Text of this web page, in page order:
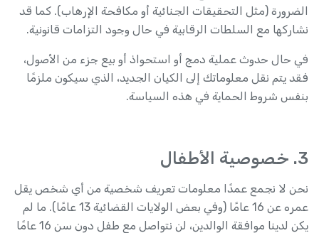
الضرورة (مثل التحقيقات الجنائية أو مكافحة الإرهاب). كما قد
نشاركها مع السلطات الرقابية في حال وجود التزامات قانونية.
في حال حدوث عملية دمج أو استحواذ أو بيع جزء من الأصول،
فقد يتم نقل معلوماتك إلى الكيان الجديد، الذي سيكون ملزمًا
بنفس شروط الحماية في هذه السياسة.
3. خصوصية الأطفال
نحن لا نجمع عمدًا معلومات تعريف شخصية من أي شخص يقل
عمره عن 16 عامًا (وفي بعض الولايات القضائية 13 عامًا). ما لم
يكن لدينا موافقة الوالدين، لن نتواصل مع طفل دون سن 16 عامًا